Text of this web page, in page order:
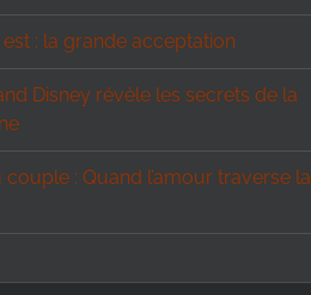
: la grande acceptation
Disney révèle les secrets de la
couple : Quand l’amour traverse la